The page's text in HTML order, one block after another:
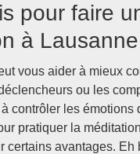
pour faire
à Lausanne
vous aider à mieux
ou les
contrôler les émotions
pratiquer la
certains avantages.